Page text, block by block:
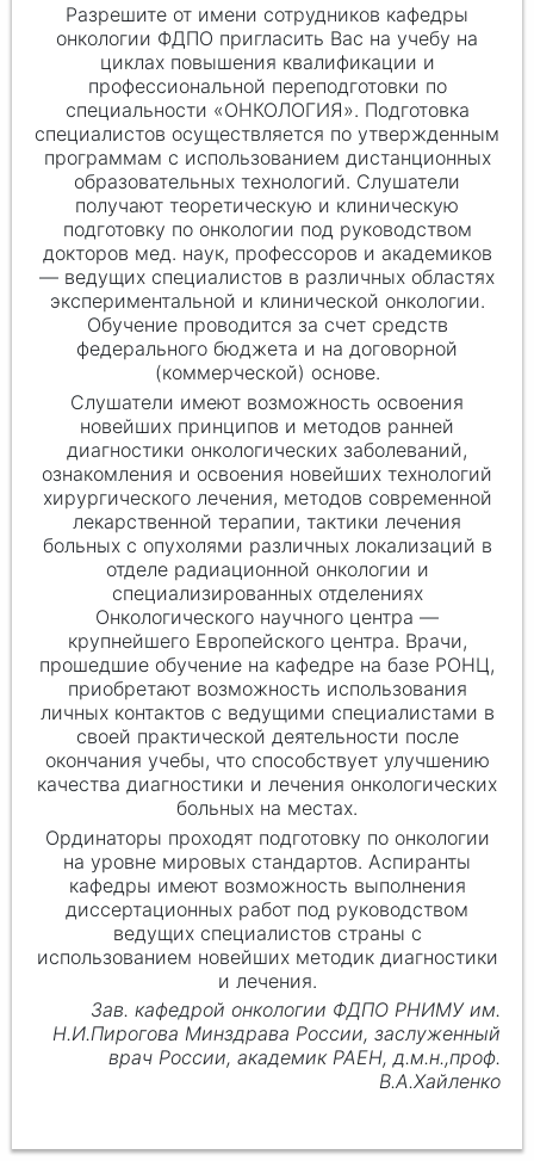
Разрешите от имени сотрудников кафедры
онкологии ФДПО пригласить Вас на учебу на
циклах повышения квалификации и
профессиональной переподготовки по
специальности «ОНКОЛОГИЯ». Подготовка
специалистов осуществляется по утвержденным
программам с использованием дистанционных
образовательных технологий. Слушатели
получают теоретическую и клиническую
подготовку по онкологии под руководством
докторов мед. наук, профессоров и академиков
— ведущих специалистов в различных областях
экспериментальной и клинической онкологии.
Обучение проводится за счет средств
федерального бюджета и на договорной
(коммерческой) основе.
Слушатели имеют возможность освоения
новейших принципов и методов ранней
диагностики онкологических заболеваний,
ознакомления и освоения новейших технологий
хирургического лечения, методов современной
лекарственной терапии, тактики лечения
больных с опухолями различных локализаций в
отделе радиационной онкологии и
специализированных отделениях
Онкологического научного центра —
крупнейшего Европейского центра. Врачи,
прошедшие обучение на кафедре на базе РОНЦ,
приобретают возможность использования
личных контактов с ведущими специалистами в
своей практической деятельности после
окончания учебы, что способствует улучшению
качества диагностики и лечения онкологических
больных на местах.
Ординаторы проходят подготовку по онкологии
на уровне мировых стандартов. Аспиранты
кафедры имеют возможность выполнения
диссертационных работ под руководством
ведущих специалистов страны с
использованием новейших методик диагностики
и лечения.
Зав. кафедрой онкологии ФДПО РНИМУ им.
Н.И.Пирогова Минздрава России, заслуженный
врач России, академик РАЕН, д.м.н.,проф.
В.А.Хайленко